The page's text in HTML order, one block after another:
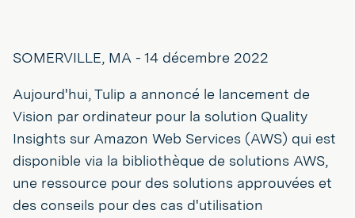
SOMERVILLE, MA - 14 décembre 2022
Aujourd'hui, Tulip a annoncé le lancement de
Vision par ordinateur pour la solution Quality
Insights sur Amazon Web Services (AWS) qui est
disponible via la bibliothèque de solutions AWS,
une ressource pour des solutions approuvées et
des conseils pour des cas d'utilisation